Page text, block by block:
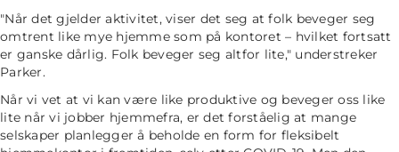
"Når det gjelder aktivitet, viser det seg at folk beveger seg
omtrent like mye hjemme som på kontoret – hvilket fortsatt
er ganske dårlig. Folk beveger seg altfor lite," understreker
Parker.
Når vi vet at vi kan være like produktive og beveger oss like
lite når vi jobber hjemmefra, er det forståelig at mange
selskaper planlegger å beholde en form for fleksibelt